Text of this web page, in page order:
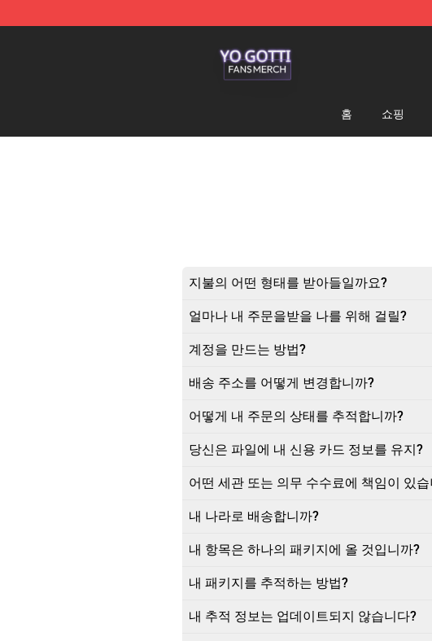
홈 쇼핑
지불의 어떤 형태를 받아들일까요?
얼마나 내 주문을받을 나를 위해 걸릴?
계정을 만드는 방법?
배송 주소를 어떻게 변경합니까?
어떻게 내 주문의 상태를 추적합니까?
당신은 파일에 내 신용 카드 정보를 유지?
어떤 세관 또는 의무 수수료에 책임이 있
내 나라로 배송합니까?
내 항목은 하나의 패키지에 올 것입니까?
내 패키지를 추적하는 방법?
내 추적 정보는 업데이트되지 않습니다?